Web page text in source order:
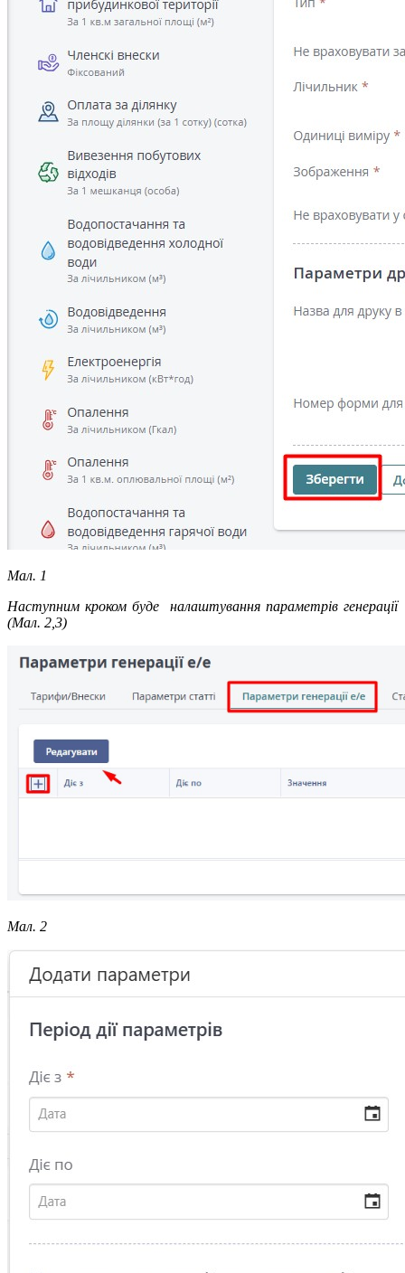
Мал. 1
Наступним кроком буде налаштування параметрів генерації
(Мал. 2,3)
Мал. 2